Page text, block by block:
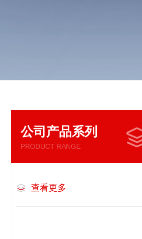
公司产品系列
PRODUCT RANGE
查看更多